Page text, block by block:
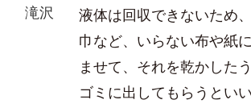
滝沢
液体は回収できないため
巾など、いらない布や紙
ませて、それを乾かした
ゴミに出してもらうとい